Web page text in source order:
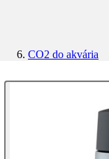
CO2 do akvária